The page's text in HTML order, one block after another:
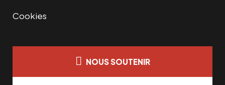
Cookies
NOUS SOUTENIR